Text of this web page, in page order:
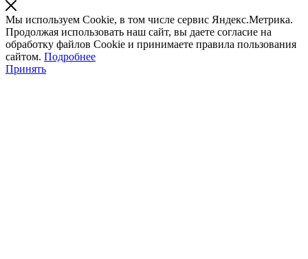
Мы используем Cookie, в том числе сервис Яндекс.Метрика.
Продолжая использовать наш сайт, вы даете согласие на
обработку файлов Cookie и принимаете правила пользования
сайтом. Подробнее
Принять